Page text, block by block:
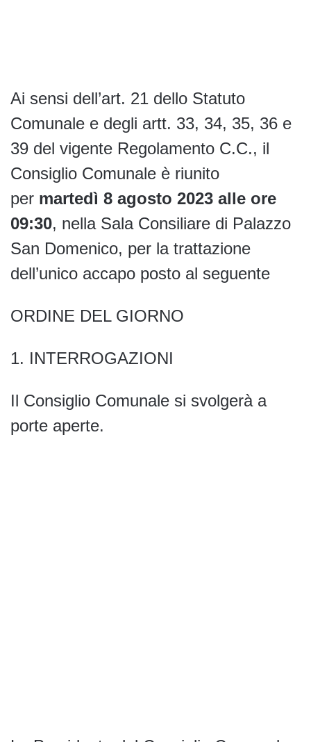
Ai sensi dell’art. 21 dello Statuto
Comunale e degli artt. 33, 34, 35, 36 e
39 del vigente Regolamento C.C., il
Consiglio Comunale è riunito
per martedì 8 agosto 2023 alle ore
09:30, nella Sala Consiliare di Palazzo
San Domenico, per la trattazione
dell’unico accapo posto al seguente
ORDINE DEL GIORNO
1. INTERROGAZIONI
Il Consiglio Comunale si svolgerà a
porte aperte.